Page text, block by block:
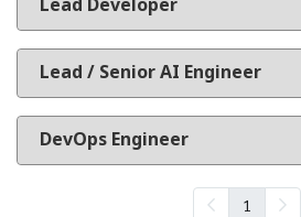
Lead Developer
Lead / Senior AI Engineer
DevOps Engineer
1